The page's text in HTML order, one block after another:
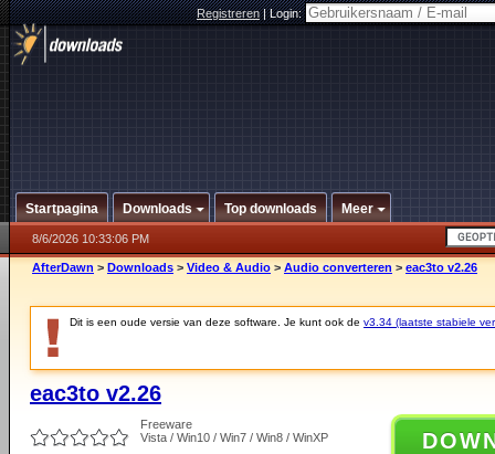
Registreren|Login:
Startpagina Downloads Top downloads Meer
8/6/2026 10:33:06 PM
AfterDawn > Downloads > Video & Audio > Audio converteren > eac3to v2.26
Dit is een oude versie van deze software. Je kunt ook de v3.34 (laatste stabiele
eac3to v2.26
Freeware
Vista / Win10 / Win7 / Win8 / WinXP